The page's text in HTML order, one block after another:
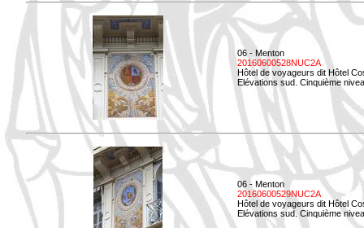
06 - Menton
20160600528NUC2A
Hôtel de voyageurs dit Hôtel
Elévations sud. Cinquième
06 - Menton
20160600529NUC2A
Hôtel de voyageurs dit Hôtel
Elévations sud. Cinquième